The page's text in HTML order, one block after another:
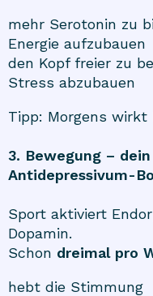
mehr Serotonin zu
Energie aufzubauen
den Kopf freier zu
Stress abzubauen
Tipp: Morgens
3. Bewegung –
Antidepressivum-
Sport aktiviert
Dopamin.
Schon dreimal pro
hebt die Stimmung